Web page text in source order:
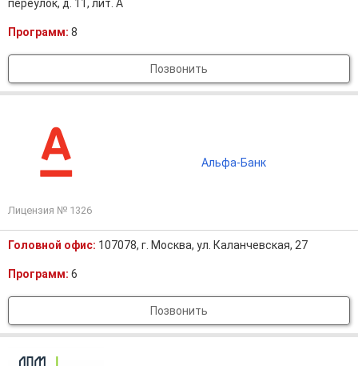
переулок, д. 11, лит. А
Программ: 8
Позвонить
Лицензия № 1326
Альфа-Банк
Головной офис: 107078, г. Москва, ул. Каланчевская, 27
Программ: 6
Позвонить